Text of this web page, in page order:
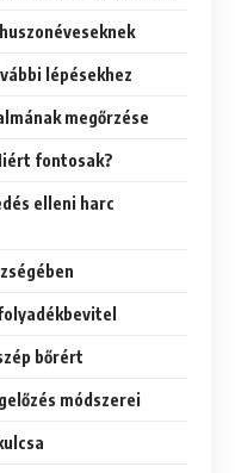
lépésekhez
megőrzése
fontosak?
elleni harc
bőrért
módszerei